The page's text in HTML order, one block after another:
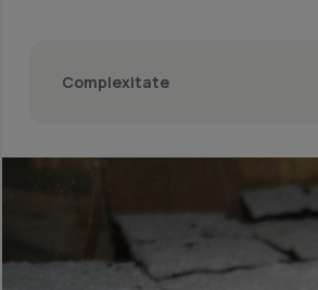
Complexitate